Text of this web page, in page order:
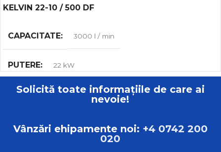
KELVIN 22-10 / 500 DF
CAPACITATE 3000 l / min
PUTERE 22 kW
MAX. VOLUMUL DE MUNCĂ 10.00 bar
GREUTATE 615 kg
Solicită toate informațiile de care ai
nevoie!
Vânzări ehipamente noi: +4 0742 200
020